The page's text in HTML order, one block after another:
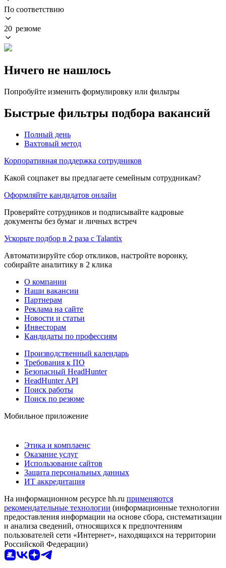
По соответствию
20 резюме
Ничего не нашлось
Попробуйте изменить формулировку или фильтры
Быстрые фильтры подбора вакансий
Полный день
Вахтовый метод
Корпоративная поддержка сотрудников
Какой соцпакет вы предлагаете семейным сотрудникам?
Оформляйте кандидатов онлайн
Проверяйте сотрудников и подписывайте кадровые
документы без бумаг и личных встреч
Ускорьте подбор в 2 раза с Talantix
Автоматизируйте сбор откликов, настройте воронку,
собирайте аналитику в 2 клика
О компании
Наши вакансии
Партнерам
Реклама на сайте
Новости и статьи
Инвесторам
Кандидаты по профессиям
Производственный календарь
Требования к ПО
Безопасный HeadHunter
HeadHunter API
Поиск работы
Поиск по резюме
Мобильное приложение
Этика и комплаенс
Оказание услуг
Использование сайтов
Защита персональных данных
ИТ аккредитация
На информационном ресурсе hh.ru применяются
рекомендательные технологии (информационные технологии
предоставления информации на основе сбора, систематизации
и анализа сведений, относящихся к предпочтениям
пользователей сети «Интернет», находящихся на территории
Российской Федерации)